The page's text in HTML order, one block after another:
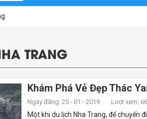
TRANG
Khám Phá Vẻ Đẹp Thác
Ngày đăng: 25 - 01 - 2019 Lượt xem:
Một khi du lịch Nha Trang, để chuyến